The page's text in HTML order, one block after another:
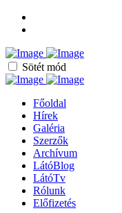
Sötét mód
Főoldal
Hírek
Galéria
Szerzők
Archívum
LátóBlog
LátóTv
Rólunk
Előfizetés